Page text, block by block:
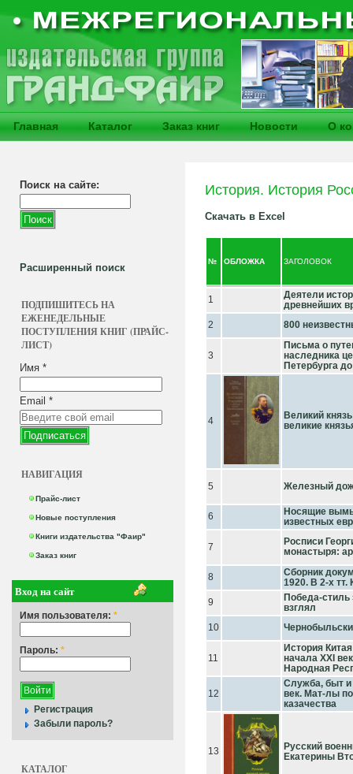
Главная Каталог Заказ книг Новости О
Поиск на сайте:
Расширенный поиск
ПОДПИШИТЕСЬ НА
ЕЖЕНЕДЕЛЬНЫЕ
ПОСТУПЛЕНИЯ КНИГ (ПРАЙС-
ЛИСТ)
Имя *
Email *
НАВИГАЦИЯ
Прайс-лист
Новые поступления
Книги издательства "Фаир"
Заказ книг
Вход на сайт
Имя пользователя: *
Пароль: *
Регистрация
Забыли пароль?
КАТАЛОГ
История. История
Скачать в Excel
№ ОБЛОЖКА ЗАГОЛОВОК
1
Деятели
древнейших
2
800
3
Письма о
наследника
Петербурга
4
Великий
великие
5 Железный
6
Носящие
известных
7
Росписи
монастыря:
8
Сборник
1920. В 2-х тт.
9
Победа-стиль
взглял
10
11
История
начала ХХI
Народная
12
Служба, быт и
век. Мат-лы по
казачества
13
Русский
Екатерины